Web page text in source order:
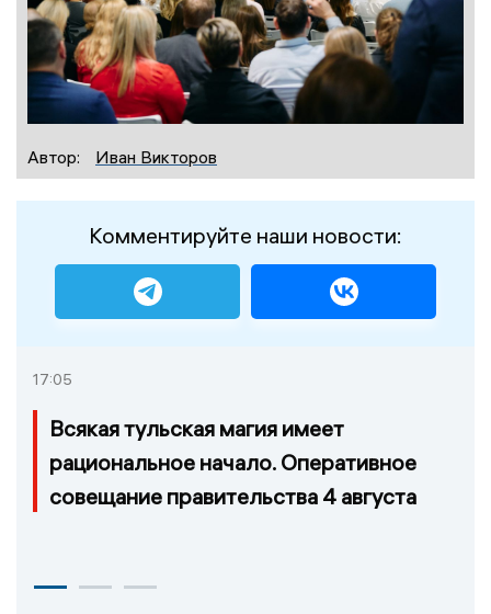
Автор: Иван Викторов
Комментируйте наши новости:
17:05
Всякая тульская магия имеет
рациональное начало. Оперативное
совещание правительства 4 августа